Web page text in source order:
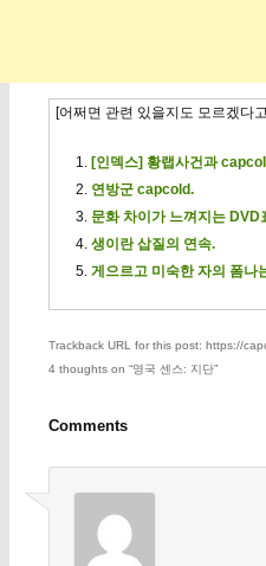
[어쩌면 관련 있을지도 모르겠다
[인덱스] 황랩사건과
연방군 capcold.
문화 차이가 느껴지는
생이란 삽질의 연속.
게으르고 미숙한 자의 폼나
Trackback URL for this post: https://
4 thoughts on “영국 센스: 지단”
Comments